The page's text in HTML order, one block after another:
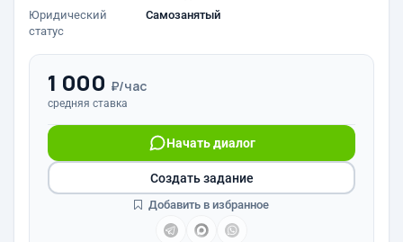
Юридический
статус
Самозанятый
1 000 ₽/час
средняя ставка
Начать диалог
Создать задание
Добавить в избранное